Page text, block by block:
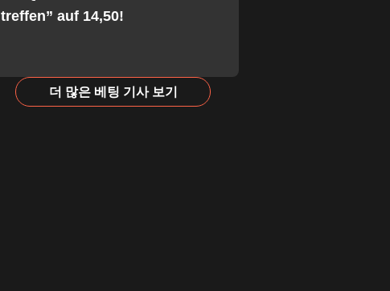
treffen” auf 14,50!
더 많은 베팅 기사 보기